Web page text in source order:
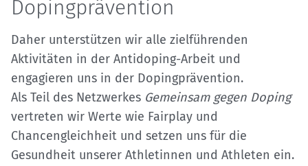
Dopingprävention
Daher unterstützen wir alle zielführenden
Aktivitäten in der Antidoping-Arbeit und
engagieren uns in der Dopingprävention.
Als Teil des Netzwerkes Gemeinsam gegen Doping
vertreten wir Werte wie Fairplay und
Chancengleichheit und setzen uns für die
Gesundheit unserer Athletinnen und Athleten ein.